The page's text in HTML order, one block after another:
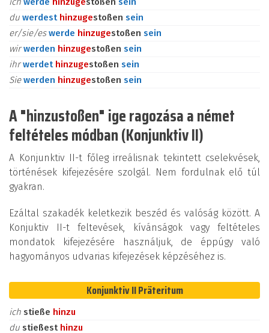
du werdest hinzugestoßen sein
er/sie/eswerde hinzugestoßen sein
wirwerden hinzugestoßen sein
ihrwerdet hinzugestoßen sein
Siewerden hinzugestoßen sein
A "hinzustoßen" ige ragozása a német
feltételes módban (Konjunktiv II)
A Konjunktiv II-t főleg irreálisnak tekintett cselekvések,
történések kifejezésére szolgál. Nem fordulnak elő túl
gyakran.
Ezáltal szakadék keletkezik beszéd és valóság között. A
Konjuktiv II-t feltevések, kívánságok vagy feltételes
mondatok kifejezésére használjuk, de éppúgy való
hagyományos udvarias kifejezések képzéséhez is.
Konjunktiv II Präteritum
ich stieße hinzu
du stießest hinzu